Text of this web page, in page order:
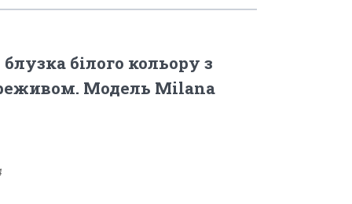
білого кольору з
Модель Milana